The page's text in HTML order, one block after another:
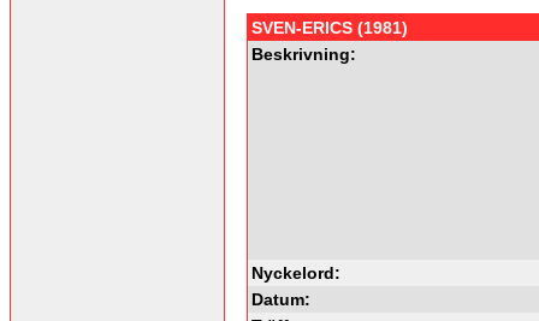
SVEN-ERICS (1981)
Beskrivning:
Nyckelord:
Datum: